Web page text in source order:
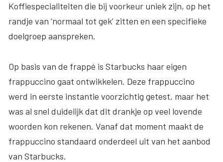
Koffiespecialiteiten die bij voorkeur uniek zijn, op het
randje van ‘normaal tot gek’ zitten en een specifieke
doelgroep aanspreken.
Op basis van de frappé is Starbucks haar eigen
frappuccino gaat ontwikkelen. Deze frappuccino
werd in eerste instantie voorzichtig getest, maar het
was al snel duidelijk dat dit drankje op veel lovende
woorden kon rekenen. Vanaf dat moment maakt de
frappuccino standaard onderdeel uit van het aanbod
van Starbucks.